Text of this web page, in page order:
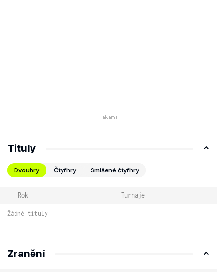
Tituly
Dvouhry Čtyřhry Smíšené čtyřhry
Rok Turnaje
Žádné tituly
Zranění